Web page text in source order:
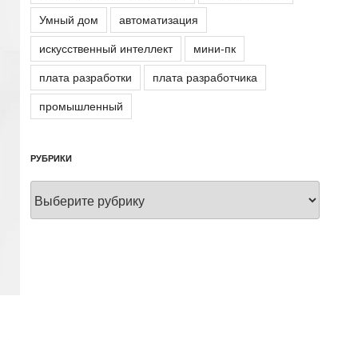
Умный дом
автоматизация
искусственный интеллект
мини-пк
плата разработки
плата разработчика
промышленный
РУБРИКИ
Рубрики